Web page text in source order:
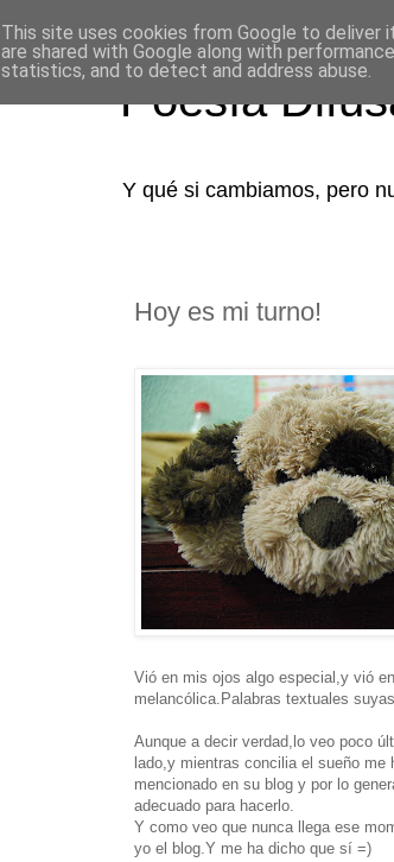
Poesía
Y qué si cambiamos, pero
Hoy es mi turno!
Vió en mis ojos algo especial,y vió
melancólica.Palabras textuales suyas.
Aunque a decir verdad,lo veo poco
lado,y mientras concilia el sueño
mencionado en su blog y por lo
adecuado para hacerlo.
Y como veo que nunca llega ese
yo el blog.Y me ha dicho que sí =)
This site uses cookies from Google to deliver
are shared with Google along with
statistics, and to detect and address abuse.